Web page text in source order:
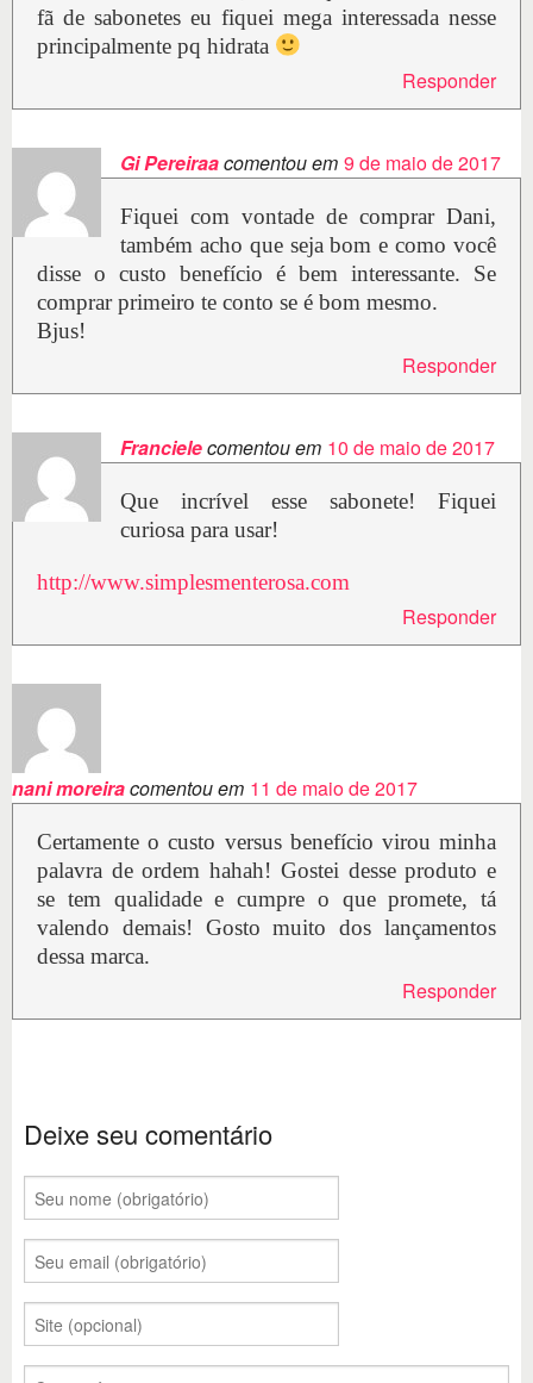
fã de sabonetes eu fiquei mega interessada nesse
principalmente pq hidrata
Responder
Gi Pereiraacomentou em 9 de maio de 2017
Fiquei com vontade de comprar Dani,
também acho que seja bom e como você
disse o custo benefício é bem interessante. Se
comprar primeiro te conto se é bom mesmo.
Bjus!
Responder
Francielecomentou em 10 de maio de 2017
Que incrível esse sabonete! Fiquei
curiosa para usar!
http://www.simplesmenterosa.com
Responder
nani moreiracomentou em 11 de maio de 2017
Certamente o custo versus benefício virou minha
palavra de ordem hahah! Gostei desse produto e
se tem qualidade e cumpre o que promete, tá
valendo demais! Gosto muito dos lançamentos
dessa marca.
Responder
Deixe seu comentário